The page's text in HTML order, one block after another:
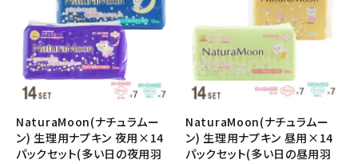
NaturaMoon(ナチュラムー
ン) 生理用ナプキン 夜用×14
パックセット(多い日の夜用羽
NaturaMoon(ナチュラムー
ン) 生理用ナプキン 昼用×14
パックセット(多い日の昼用羽